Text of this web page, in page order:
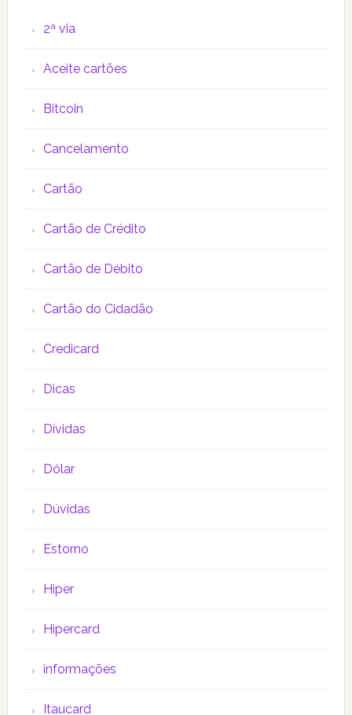
2ª via
Aceite cartões
Bitcoin
Cancelamento
Cartão
Cartão de Crédito
Cartão de Débito
Cartão do Cidadão
Credicard
Dicas
Dívidas
Dólar
Dúvidas
Estorno
Hiper
Hipercard
informações
Itaucard